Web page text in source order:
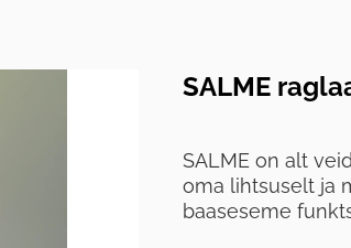
SALME
SALME on alt
oma lihtsuselt ja
baaseseme